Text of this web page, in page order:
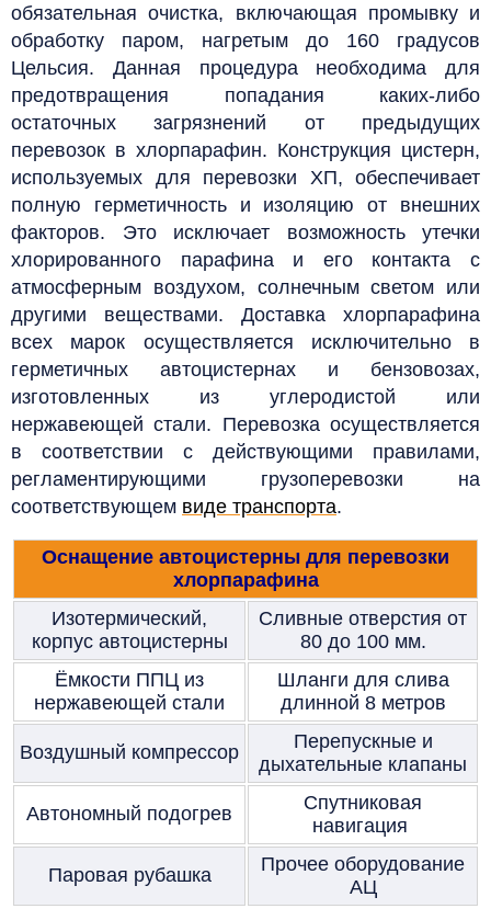
обязательная очистка, включающая промывку и
обработку паром, нагретым до 160 градусов
Цельсия. Данная процедура необходима для
предотвращения попадания каких-либо
остаточных загрязнений от предыдущих
перевозок в хлорпарафин. Конструкция цистерн,
используемых для перевозки ХП, обеспечивает
полную герметичность и изоляцию от внешних
факторов. Это исключает возможность утечки
хлорированного парафина и его контакта с
атмосферным воздухом, солнечным светом или
другими веществами. Доставка хлорпарафина
всех марок осуществляется исключительно в
герметичных автоцистернах и бензовозах,
изготовленных из углеродистой или
нержавеющей стали. Перевозка осуществляется
в соответствии с действующими правилами,
регламентирующими грузоперевозки на
соответствующем виде транспорта.
Оснащение автоцистерны для перевозки
хлорпарафина
Изотермический,
корпус автоцистерны
Сливные отверстия от
80 до 100 мм.
Ёмкости ППЦ из
нержавеющей стали
Шланги для слива
длинной 8 метров
Воздушный компрессор
Перепускные и
дыхательные клапаны
Автономный подогрев
Спутниковая
навигация
Паровая рубашка
Прочее оборудование
АЦ